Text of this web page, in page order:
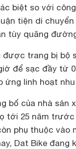
biệt so với
tiện di
tùy quãng
được trang bị bộ
để sạc đầy từ
ứng linh hoạt
bố của nhà sản
tới 25 năm
phụ thuộc
Dat Bike đang